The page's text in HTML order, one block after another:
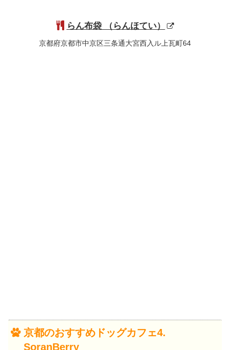
らん布袋 （らんほてい）
京都府京都市中京区三条通大宮西入ル上瓦町64
京都のおすすめドッグカフェ4.
SoranBerry